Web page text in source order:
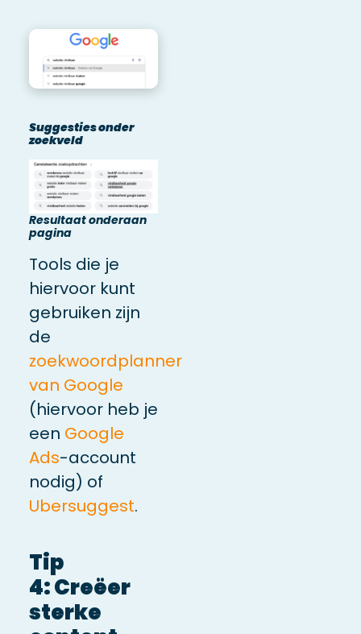
Suggesties onder
zoekveld
Resultaat onderaan
pagina
Tools die je
hiervoor kunt
gebruiken zijn
de
zoekwoordplanner
van Google
(hiervoor heb je
een Google
Ads-account
nodig) of
Ubersuggest.
Tip
4: Creëer
sterke